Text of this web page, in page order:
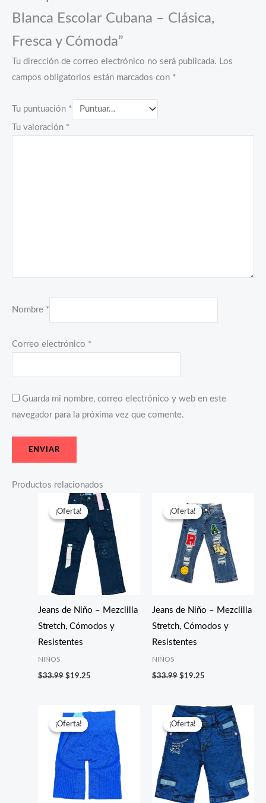
Blanca Escolar Cubana – Clásica,
Fresca y Cómoda”
Tu dirección de correo electrónico no será publicada. Los
campos obligatorios están marcados con *
Tu puntuación *
Tu valoración *
Nombre *
Correo electrónico *
Guarda mi nombre, correo electrónico y web en este
navegador para la próxima vez que comente.
Productos relacionados
¡Oferta!
¡Oferta!
Jeans de Niño – Mezclilla
Stretch, Cómodos y
Resistentes
NIÑOS
$33.99
El
precio
original
era:
$33.99.
$19.25
El
precio
es:
$19.25.
¡Oferta!
¡Oferta!
Jeans de Niño – Mezclilla
Stretch, Cómodos y
Resistentes
NIÑOS
$33.99
precio
original
era:
$33.99.
$19.25
precio
actual
es:
$19.25.
¡Oferta!
¡Oferta!
precio
original
era:
$15.99.
El
precio
actual
es:
$5.99.
¡Oferta!
¡Oferta!
El
precio
original
era:
$31.99.
El
precio
actual
es:
$17.99.